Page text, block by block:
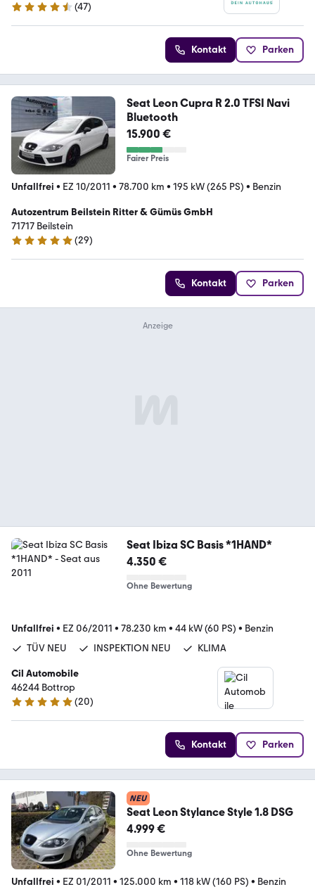
4.3 Sterne
(47)
Kontakt Parken
Seat Leon Cupra R 2.0 TFSI Navi
Bluetooth
15.900 €
Fairer Preis
Unfallfrei • EZ 10/2011 • 78.700 km • 195 kW (265 PS) • Benzin
Autozentrum Beilstein Ritter & Gümüs GmbH
71717 Beilstein
5 Sterne
(29)
Kontakt Parken
Seat Ibiza SC Basis *1HAND*
4.350 €
Ohne Bewertung
Unfallfrei • EZ 06/2011 • 78.230 km • 44 kW (60 PS) • Benzin
TÜV NEU
INSPEKTION NEU KLIMA
Cil Automobile
46244 Bottrop
5 Sterne
(20)
Kontakt Parken
NEU
Seat Leon Stylance Style 1.8 DSG
4.999 €
Ohne Bewertung
Unfallfrei • EZ 01/2011 • 125.000 km • 118 kW (160 PS) • Benzin